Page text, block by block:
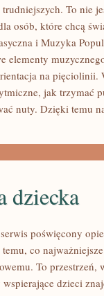
To nie
osób, które chcą
i Muzyka
elementy
na
jak trzymać
nuty. Dzięki temu
dziecka
poświęcony
co
To
dzieci